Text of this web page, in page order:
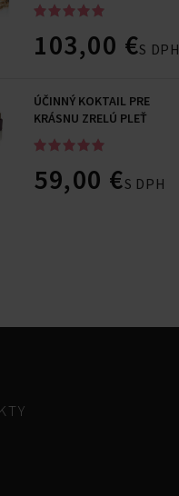
103,00 €S DPH
ÚČINNÝ KOKTAIL PRE
KRÁSNU ZRELÚ PLEŤ
59,00 €S DPH